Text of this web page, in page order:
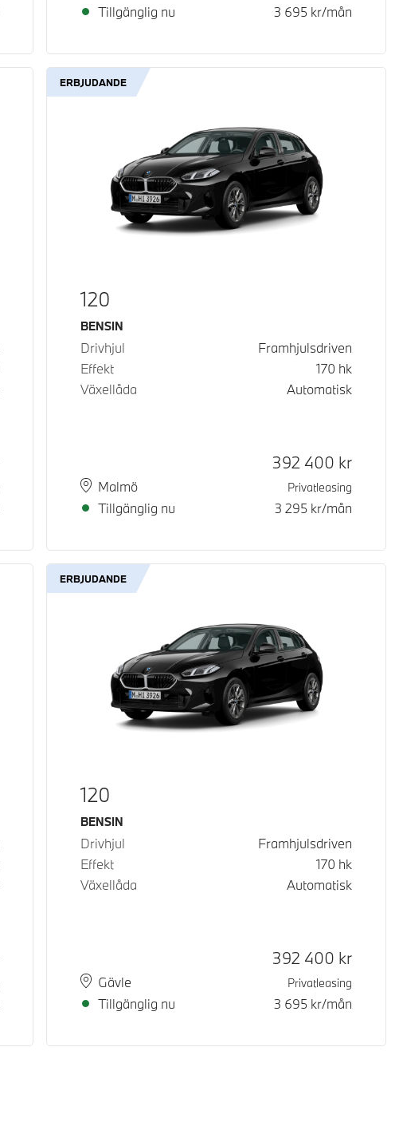
Tillgänglig nu
3 695 kr/mån
ERBJUDANDE
120
Bränsle
BENSIN
Drivhjul
Framhjulsdriven
Effekt
170 hk
Växellåda
Automatisk
PlatsMalmö
Leveranstid
Tillgänglig nu
Kontantpris
392 400 kr
Privatleasing
3 295 kr/mån
ERBJUDANDE
120
Bränsle
BENSIN
Drivhjul
Framhjulsdriven
Effekt
170 hk
Växellåda
Automatisk
PlatsGävle
Leveranstid
Tillgänglig nu
Kontantpris
392 400 kr
Privatleasing
3 695 kr/mån